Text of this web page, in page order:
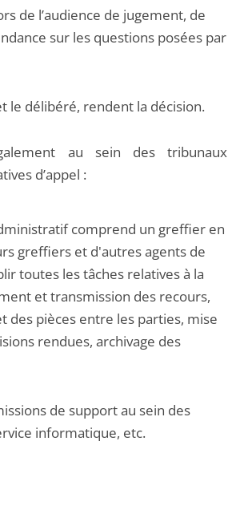
de l’audience de jugement, de
sur les questions posées par
le délibéré, rendent la décision.
au sein des tribunaux
d’appel :
comprend un greffier en
greffiers et d'autres agents de
toutes les tâches relatives à la
et transmission des recours,
pièces entre les parties, mise
rendues, archivage des
de support au sein des
informatique, etc.